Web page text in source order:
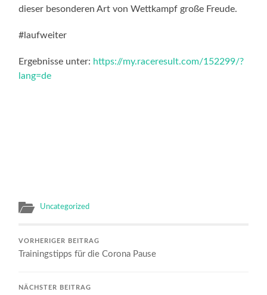
dieser besonderen Art von Wettkampf große Freude.
#laufweiter
Ergebnisse unter: https://my.raceresult.com/152299/?
lang=de
Uncategorized
VORHERIGER BEITRAG
Trainingstipps für die Corona Pause
NÄCHSTER BEITRAG